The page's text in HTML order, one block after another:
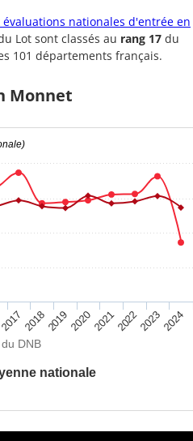
nationales d'entrée en
Lot sont classés au rang 17 du
101 départements français.
Monnet
DNB
nationale
20172018201920202021202220232024